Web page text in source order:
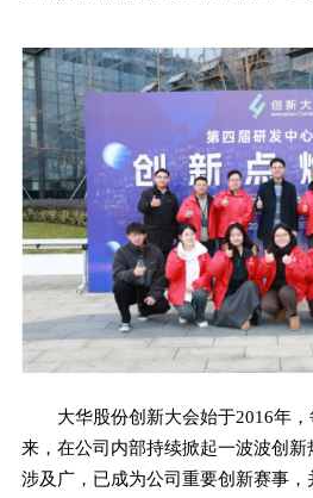
大华股份创新大会始于2016年，
来，在公司内部持续掀起一波波创新
涉及广，已成为公司重要创新赛事